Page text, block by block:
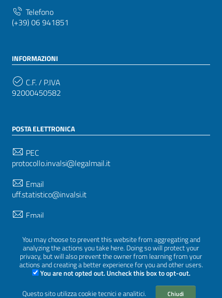
You may choose to prevent this website from aggregating and
analyzing the actions you take here. Doing so will protect your
privacy, but will also prevent the owner from learning from your
actions and creating a better experience for you and other users.
You are not opted out. Uncheck this box to opt-out.
Questo sito utilizza cookie tecnici e analitici.
Chiudi
Telefono
(+39) 06 941851
INFORMAZIONI
C.F. / P.IVA
92000450582
POSTA ELETTRONICA
PEC
protocollo.invalsi@legalmail.it
Email
uff.statistico@invalsi.it
Email
SEGUICI SU